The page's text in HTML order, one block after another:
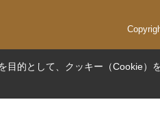
目的として、クッキー（Cookie）